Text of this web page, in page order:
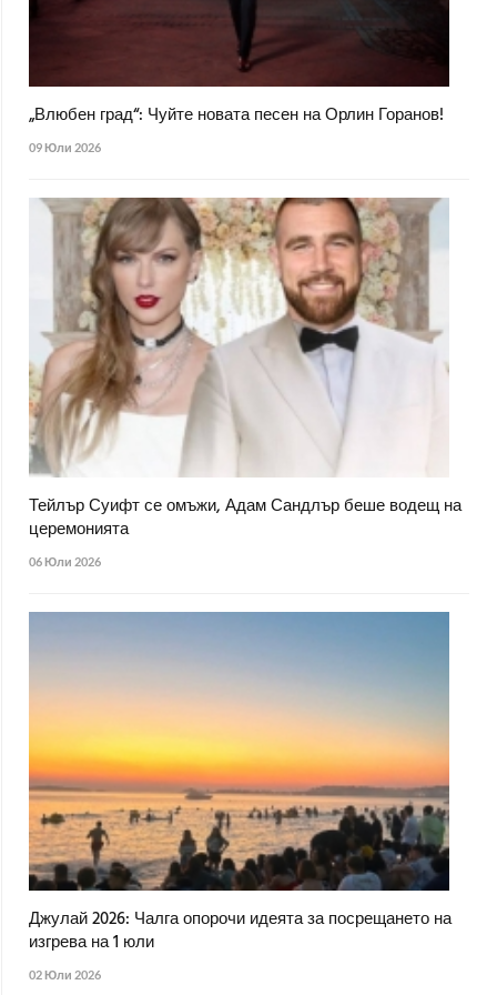
„Влюбен град“: Чуйте новата песен на Орлин Горанов!
09 Юли 2026
Тейлър Суифт се омъжи, Адам Сандлър беше водещ на
церемонията
06 Юли 2026
Джулай 2026: Чалга опорочи идеята за посрещането на
изгрева на 1 юли
02 Юли 2026